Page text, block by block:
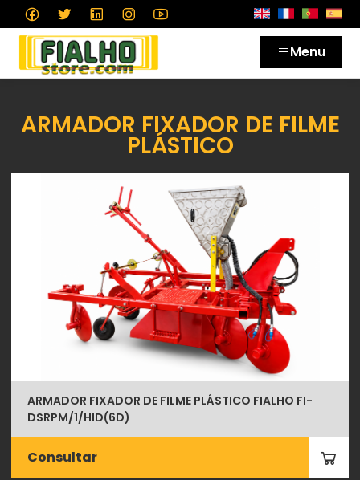
Menu
ARMADOR FIXADOR DE FILME
PLÁSTICO
ARMADOR FIXADOR DE FILME PLÁSTICO FIALHO FI-
DSRPM/1/HID(6D)
Consultar